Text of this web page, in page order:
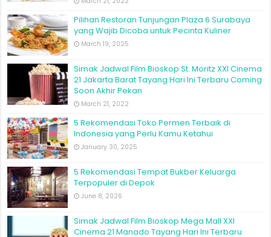
Pilihan Restoran Tunjungan Plaza 6 Surabaya
yang Wajib Dicoba untuk Pecinta Kuliner
March 19, 2025
Simak Jadwal Film Bioskop St. Moritz XXI Cinema
21 Jakarta Barat Tayang Hari Ini Terbaru Coming
Soon Akhir Pekan
March 21, 2022
5 Rekomendasi Toko Permen Terbaik di
Indonesia yang Perlu Kamu Ketahui
January 30, 2025
5 Rekomendasi Tempat Bukber Keluarga
Terpopuler di Depok
June 8, 2026
Simak Jadwal Film Bioskop Mega Mall XXI
Cinema 21 Manado Tayang Hari Ini Terbaru